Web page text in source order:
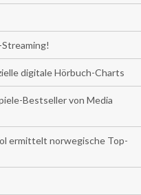
digitale Hörbuch-Charts
Bestseller von Media
ermittelt norwegische Top-